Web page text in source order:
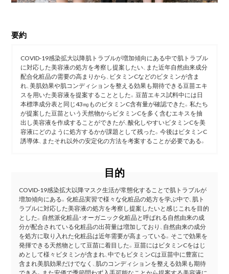
要約
COVID-19感染拡大以降肌トラブルが増加傾向にある中で肌トラブル
に対応した美容液の処方を考察し提案したい、また近年自然由来成分
配合化粧品の需要の高まりから、ビタミンCなどのビタミンが含ま
れ、美肌効果や肌コンディションを整える効果も期待できる豆苗エキ
スを用いた美容液を提案することとした。豆苗エキス試料中には日
本標準成分表と同じ43㎎ものビタミンC含有量が確認できた。私たち
が提案した豆苗という天然物からビタミンCを多く含むエキスを抽
出し美容液を作成することができたが、酸化しやすいビタミンCを美
容液にどのように処方するかが課題として残った。今後はビタミンC
誘導体、またそれ以外の安定化の方法を考案することが必要である。
目的
COVID-19感染拡大以降マスク生活が常態化することで肌トラブルが
増加傾向にある。化粧品実習で様々な化粧品の処方を学ぶ中で、肌ト
ラブルに対応した美容液の処方を考察し提案したいと感じこれを目的
とした。自然派化粧品・オーガニック化粧品と呼ばれる自然由来の成
分が配合されている化粧品の出荷量は増加しており、自然由来の成分
を処方に取り入れた化粧品は近年需要が高まっている。そこで効果を
発揮できる天然物として豆苗に着目した。豆苗にはビタミンCをはじ
めとして様々ビタミンが含まれ、中でもビタミンCは豆苗中に豊富に
含まれ美肌効果だけでなく、肌のコンディションを整える効果も期待